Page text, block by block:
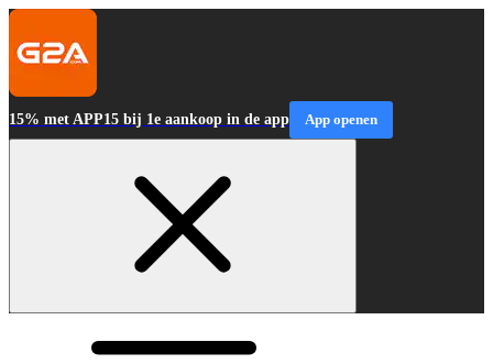
15% met APP15 bij 1e aankoop in de app App openen